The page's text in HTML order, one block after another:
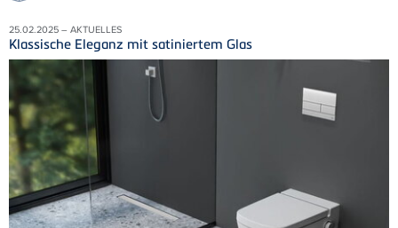
25.02.2025 – AKTUELLES
Klassische Eleganz mit satiniertem Glas